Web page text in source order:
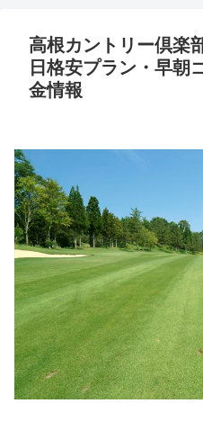
高根カントリー倶楽
日格安プラン・早朝
金情報